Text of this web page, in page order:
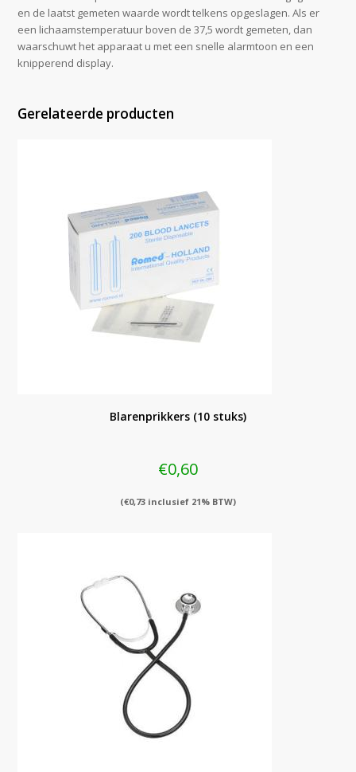
en de laatst gemeten waarde wordt telkens opgeslagen. Als er
een lichaamstemperatuur boven de 37,5 wordt gemeten, dan
waarschuwt het apparaat u met een snelle alarmtoon en een
knipperend display.
Gerelateerde producten
Blarenprikkers (10 stuks)
€0,60
(€0,73 inclusief 21% BTW)